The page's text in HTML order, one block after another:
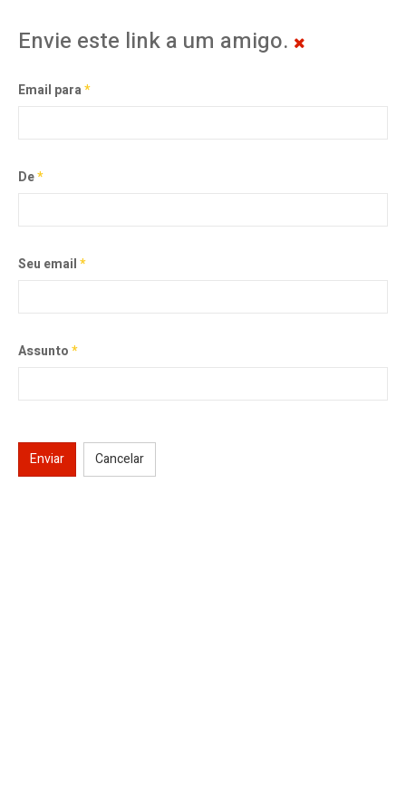
Envie este link a um amigo.
Email para*
De*
Seu email*
Assunto*
Enviar Cancelar